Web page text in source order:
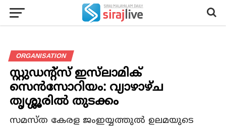
ORGANISATION
സ്റ്റുഡന്റ്സ് ഇസ്‌ലാമിക്
സെൻസോറിയം: വ്യാഴാഴ്ച
തൃശ്ശൂരിൽ തുടക്കം
സമസ്ത കേരള ജംഇയ്യത്തുൽ ഉലമയുടെ